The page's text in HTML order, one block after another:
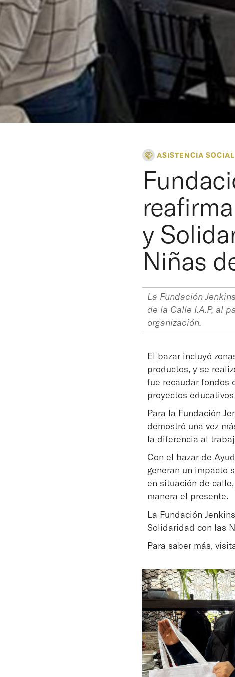
ASISTENCIA SOCIAL
y
Niñas
La Fundación
de la Calle I.A.P, al
organización.
El bazar incluyó
productos, y se
fue recaudar fondos
proyectos
Para la Fundación
demostró una vez
la diferencia al
Con el bazar de
generan un impacto
en situación de
manera el presente.
La Fundación
Solidaridad con las
Para saber más,